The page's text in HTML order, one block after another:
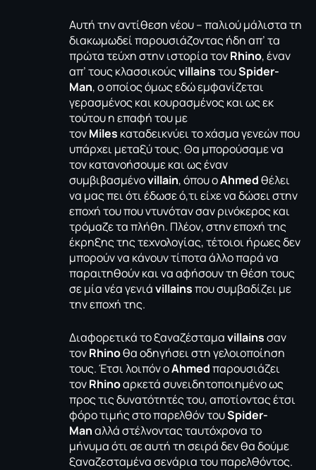
Αυτή την αντίθεση νέου – παλιού μάλιστα τη
διακωμωδεί παρουσιάζοντας ήδη απ’ τα
πρώτα τεύχη στην ιστορία τονRhino, έναν
απ’ τους κλασσικούςvillainsτουSpider-
Man, ο οποίος όμως εδώ εμφανίζεται
γερασμένος και κουρασμένος και ως εκ
τούτου η επαφή του με
τονMiles καταδεικνύει το χάσμα γενεών που
υπάρχει μεταξύ τους. Θα μπορούσαμε να
τον κατανοήσουμε και ως έναν
συμβιβασμένοvillain, όπου οAhmedθέλει
να μας πει ότι έδωσε ό,τι είχε να δώσει στην
εποχή του που ντυνόταν σαν ρινόκερος και
τρόμαζε τα πλήθη. Πλέον, στην εποχή της
έκρηξης της τεχνολογίας, τέτοιοι ήρωες δεν
μπορούν να κάνουν τίποτα άλλο παρά να
παραιτηθούν και να αφήσουν τη θέση τους
σε μία νέα γενιάvillainsπου συμβαδίζει με
την εποχή της.
Διαφορετικά το ξαναζέσταμαvillainsσαν
τονRhinoθα οδηγήσει στη γελοιοποίηση
τους. Έτσι λοιπόν οAhmedπαρουσιάζει
τονRhinoαρκετά συνειδητοποιημένο ως
προς τις δυνατότητές του, αποτίοντας έτσι
φόρο τιμής στο παρελθόν τουSpider-
Manαλλά στέλνοντας ταυτόχρονα το
μήνυμα ότι σε αυτή τη σειρά δεν θα δούμε
ξαναζεσταμένα σενάρια του παρελθόντος.